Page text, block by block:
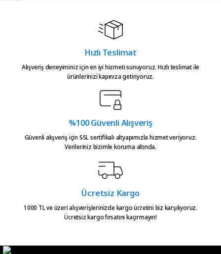
Hızlı Teslimat
Alışveriş deneyiminiz için en iyi hizmeti sunuyoruz. Hızlı teslimat ile
ürünlerinizi kapınıza getiriyoruz.
%100 Güvenli Alışveriş
Güvenli alışveriş için SSL sertifikalı altyapımızla hizmet veriyoruz.
Verileriniz bizimle koruma altında.
Ücretsiz Kargo
1000 TL ve üzeri alışverişlerinizde kargo ücretini biz karşılıyoruz.
Ücretsiz kargo fırsatını kaçırmayın!